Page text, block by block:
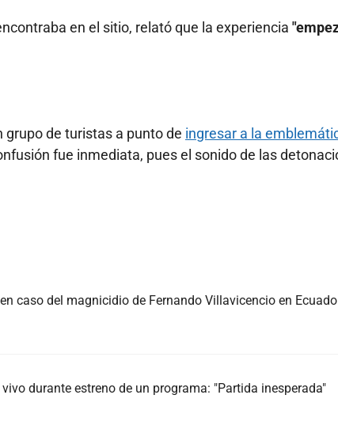
en el sitio, relató que la experiencia
de turistas a punto de ingresar a la
fue inmediata, pues el sonido de las
caso del magnicidio de Fernando Villavicencio en
durante estreno de un programa: "Partida inesperada"